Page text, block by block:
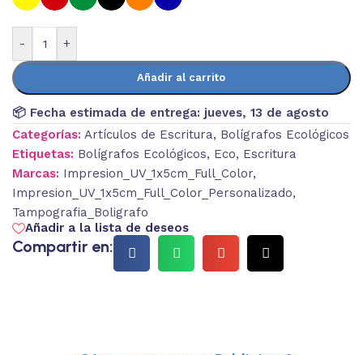
- +
Añadir al carrito
📦 Fecha estimada de entrega: jueves, 13 de agosto
Categorías: Artículos de Escritura, Bolígrafos Ecológicos
Etiquetas: Bolígrafos Ecológicos, Eco, Escritura
Marcas: Impresion_UV_1x5cm_Full_Color,
Impresion_UV_1x5cm_Full_Color_Personalizado,
Tampografia_Boligrafo
Añadir a la lista de deseos
Compartir en: